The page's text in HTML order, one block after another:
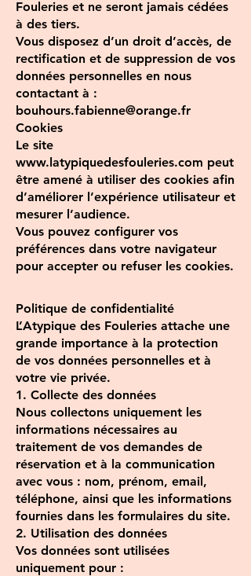
Fouleries et ne seront jamais cédées
à des tiers.
Vous disposez d’un droit d’accès, de
rectification et de suppression de vos
données personnelles en nous
contactant à :
bouhours.fabienne@orange.fr
Cookies
Le site
www.latypiquedesfouleries.com peut
être amené à utiliser des cookies afin
d’améliorer l’expérience utilisateur et
mesurer l’audience.
Vous pouvez configurer vos
préférences dans votre navigateur
pour accepter ou refuser les cookies.
Politique de confidentialité
L’Atypique des Fouleries attache une
grande importance à la protection
de vos données personnelles et à
votre vie privée.
1. Collecte des données
Nous collectons uniquement les
informations nécessaires au
traitement de vos demandes de
réservation et à la communication
avec vous : nom, prénom, email,
téléphone, ainsi que les informations
fournies dans les formulaires du site.
2. Utilisation des données
Vos données sont utilisées
uniquement pour :